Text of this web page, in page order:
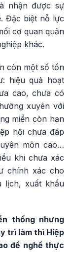
nhận được sự
Đặc biệt nỗ lực
cơ quan quản
khác.
còn một số tồn
hiệu quả hoạt
cao, chưa có
xuyên với
miền còn hạn
hội chưa đáp
môn cao…
khi chưa xác
chính xác cho
lịch, xuất khẩu
thống nhưng
trì làm thì Hiệp
để nghề thực